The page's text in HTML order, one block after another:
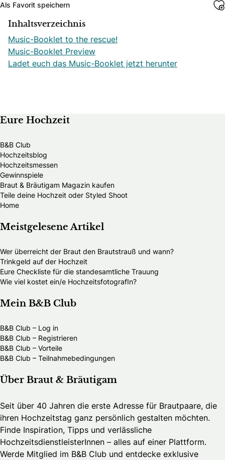
Als Favorit speichern
Inhaltsverzeichnis
Music-Booklet to the rescue!
Music-Booklet Preview
Ladet euch das Music-Booklet jetzt herunter
Eure Hochzeit
B&B Club
Hochzeitsblog
Hochzeitsmessen
Gewinnspiele
Braut & Bräutigam Magazin kaufen
Teile deine Hochzeit oder Styled Shoot
Home
Meistgelesene Artikel
Wer überreicht der Braut den Brautstrauß und wann?
Trinkgeld auf der Hochzeit
Eure Checkliste für die standesamtliche Trauung
Wie viel kostet ein/e HochzeitsfotografIn?
Mein B&B Club
B&B Club – Log in
B&B Club – Registrieren
B&B Club – Vorteile
B&B Club – Teilnahmebedingungen
Über Braut & Bräutigam
Seit über 40 Jahren die erste Adresse für Brautpaare, die
ihren Hochzeitstag ganz persönlich gestalten möchten.
Finde Inspiration, Tipps und verlässliche
HochzeitsdienstleisterInnen – alles auf einer Plattform.
Werde Mitglied im B&B Club und entdecke exklusive